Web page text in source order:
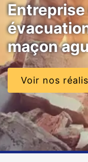
maçon
Voir nos